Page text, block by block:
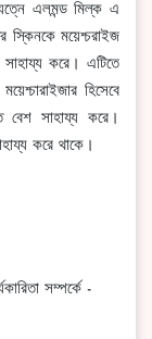
এলমন্ড মিল্ক এ
স্কিনকে ময়েশ্চরাইজ
করে। এটিতে
হিসেবে
বেশ সাহায্য করে।
করে থাকে।
সম্পর্কে -